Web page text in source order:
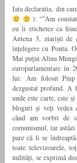
Iata declaratia, din
): “”Am
eu îi etichetez ca
Antena 3, ziariști de
înțelegere cu Ponta.
Mai puțin Alina
europarlamentare în
lui: Am folosit Pmp
dezgustat profund. A
unde este carte, este
bloguri și veți vedea
când am vorbit de
comunismul, iar
pare că li se
toate televizoarele,
nulități, se exprimă